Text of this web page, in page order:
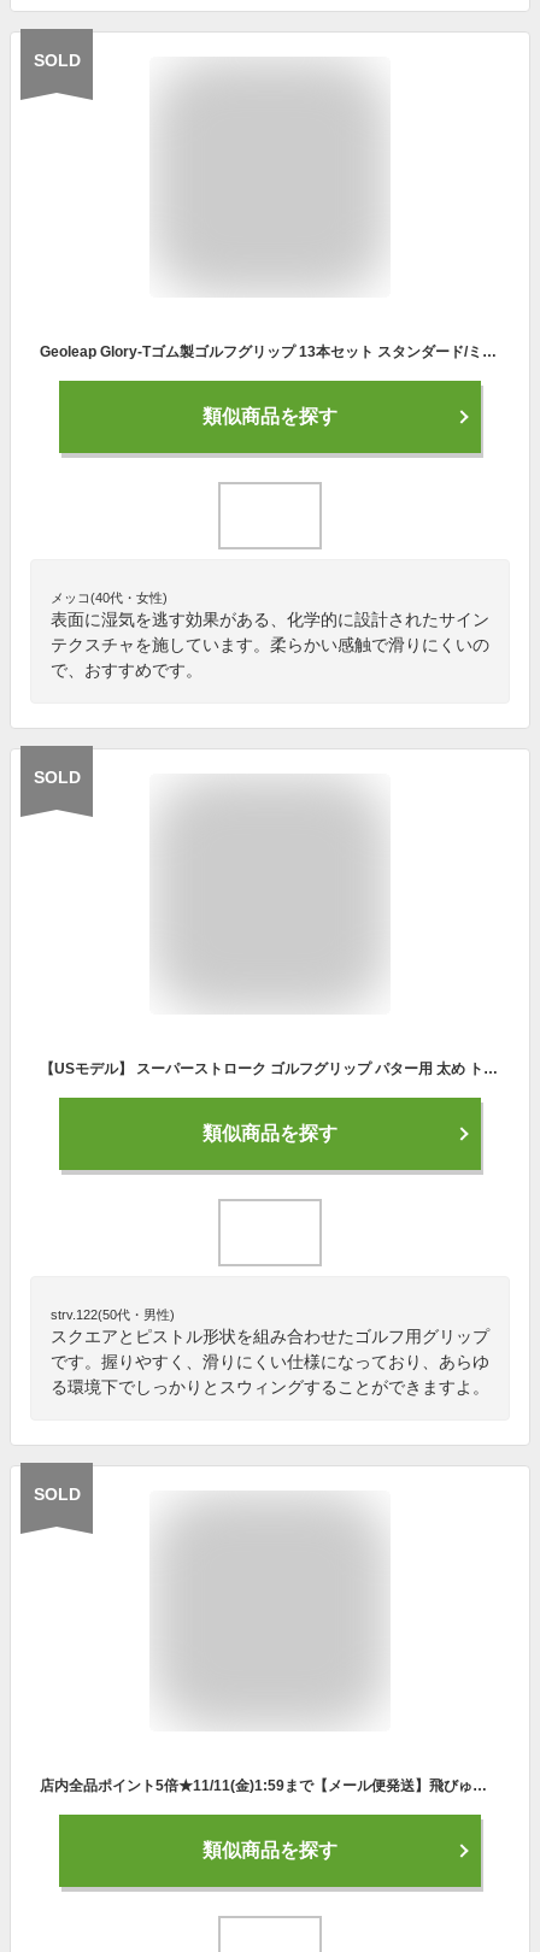
SOLD
Geoleap Glory-Tゴム製ゴルフグリップ 13本セット スタンダード/ミディアム 6色オプション 親指パターン ソフトな感触 滑り止め 快適なハイブリッドゴルフクラブグリップ (スタンダード ブラック)
類似商品を探す
メッコ(40代・女性)
表面に湿気を逃す効果がある、化学的に設計されたサイン
テクスチャを施しています。柔らかい感触で滑りにくいの
で、おすすめです。
SOLD
【USモデル】 スーパーストローク ゴルフグリップ パター用 太め トラクション クロー2.0 Traxion Claw パターグリップ ホワイト レッド SUPER STROKE GOLF GRIP ゴルフ用品 交換用グリップ 【新品】【即納】【あす楽対応】
類似商品を探す
strv.122(50代・男性)
スクエアとピストル形状を組み合わせたゴルフ用グリップ
です。握りやすく、滑りにくい仕様になっており、あらゆ
る環境下でしっかりとスウィングすることができますよ。
SOLD
店内全品ポイント5倍★11/11(金)1:59まで【メール便発送】飛びゅ〜ん 1個入 強力グリップ力で素手でも・握力不足でも・雨の日でも滑らない！ 装着簡単で飛距離アップ グリップカバー：【製造直販ゴルフ屋】※
類似商品を探す